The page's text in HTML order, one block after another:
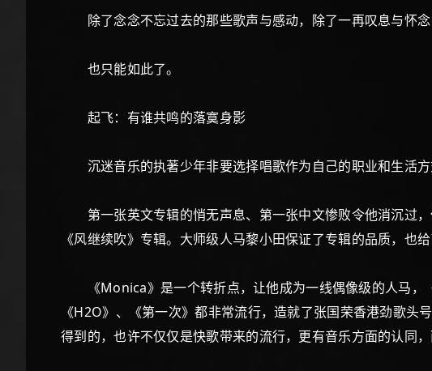
除了念念不忘过去的那些歌声与感动，除了一再叹息与怀念
也只能如此了。
起飞：有谁共鸣的落寞身影
沉迷音乐的执著少年非要选择唱歌作为自己的职业和生活方
第一张英文专辑的悄无声息、第一张中文惨败令他消沉过
《风继续吹》专辑。大师级人马黎小田保证了专辑的品质，也
《Monica》是一个转折点，让他成为一线偶像级的人马，
《H2O》、《第一次》都非常流行，造就了张国荣香港劲歌
得到的，也许不仅仅是快歌带来的流行，更有音乐方面的认同